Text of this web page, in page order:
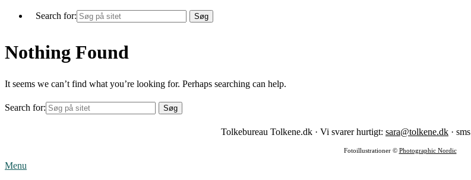
Search for:
Nothing Found
It seems we can’t find what you’re looking for. Perhaps searching can help.
Search for:
Tolkebureau Tolkene.dk · Vi svarer hurtigt: sara@tolkene.dk · sms
Fotoillustrationer © Photographic Nordic
Menu